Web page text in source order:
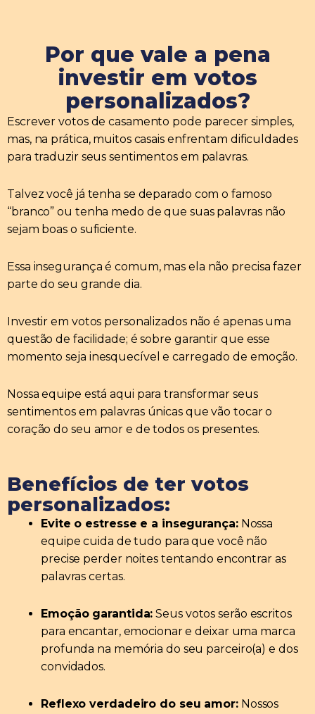
Por que vale a pena
investir em votos
personalizados?
Escrever votos de casamento pode parecer simples,
mas, na prática, muitos casais enfrentam dificuldades
para traduzir seus sentimentos em palavras.
Talvez você já tenha se deparado com o famoso
“branco” ou tenha medo de que suas palavras não
sejam boas o suficiente.
Essa insegurança é comum, mas ela não precisa fazer
parte do seu grande dia.
Investir em votos personalizados não é apenas uma
questão de facilidade; é sobre garantir que esse
momento seja inesquecível e carregado de emoção.
Nossa equipe está aqui para transformar seus
sentimentos em palavras únicas que vão tocar o
coração do seu amor e de todos os presentes.
Benefícios de ter votos
personalizados:
Evite o estresse e a insegurança:Nossa
equipe cuida de tudo para que você não
precise perder noites tentando encontrar as
palavras certas.
Emoção garantida: Seus votos serão escritos
para encantar, emocionar e deixar uma marca
profunda na memória do seu parceiro(a) e dos
convidados.
Reflexo verdadeiro do seu amor:Nossos